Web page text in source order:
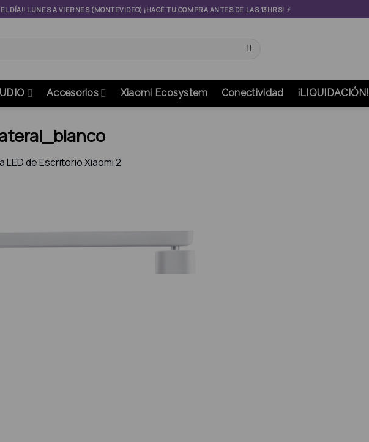
EL DÍA!! LUNES A VIERNES (MONTEVIDEO) ¡HACÉ TU COMPRA ANTES DE LAS 13HRS! ⚡
Accesorios Xiaomi Ecosystem Conectividad ¡LIQUIDACIÓN!
LED de Escritorio Xiaomi 2